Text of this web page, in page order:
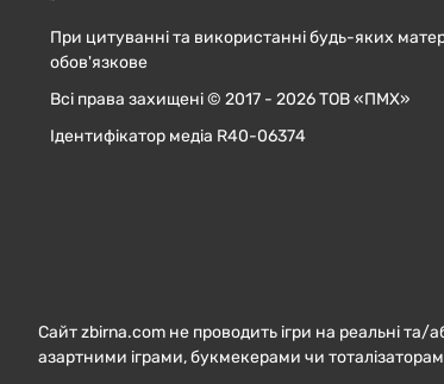
При цитуванні та використанні будь-яких
обов'язкове
Всі права захищені © 2017 - 2026 ТОВ «ПМХ»
Ідентифікатор медіа R40-06374
Сайт zbirna.com не проводить ігри на реальні та/
азартними іграми, букмекерами чи